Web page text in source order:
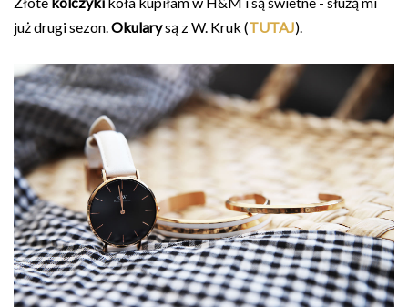
już drugi sezon. Okularysą z W. Kruk (TUTAJ).